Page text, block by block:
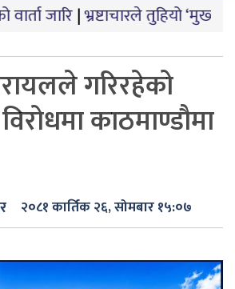
भ्रष्टाचारले तुहियो ‘मुख्यमन्त्री बेटी
गरिरहेको
काठमाण्डौमा
२०८१ कार्तिक २६, सोमबार १५:०७